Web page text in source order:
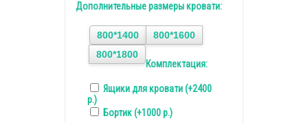
Дополнительные размеры кровати:
800*1400
800*1600
800*1800
Комплектация:
Ящики для кровати (+2400
р.)
Бортик (+1000 р.)